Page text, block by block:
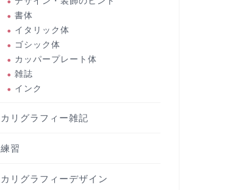
書体
イタリック体
ゴシック体
カッパープレート体
雑誌
インク
カリグラフィー雑記
練習
カリグラフィーデザイン